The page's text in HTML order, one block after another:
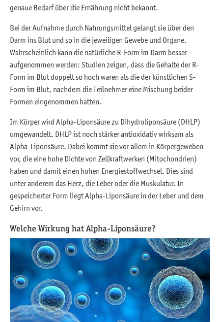
genaue Bedarf über die Ernährung nicht bekannt.
Bei der Aufnahme durch Nahrungsmittel gelangt sie über den
Darm ins Blut und so in die jeweiligen Gewebe und Organe.
Wahrscheinlich kann die natürliche R-Form im Darm besser
aufgenommen werden: Studien zeigen, dass die Gehalte der R-
Form im Blut doppelt so hoch waren als die der künstlichen S-
Form im Blut, nachdem die Teilnehmer eine Mischung beider
Formen eingenommen hatten.
Im Körper wird Alpha-Liponsäure zu Dihydroliponsäure (DHLP)
umgewandelt. DHLP ist noch stärker antioxidativ wirksam als
Alpha-Liponsäure. Dabei kommt sie vor allem in Körpergeweben
vor, die eine hohe Dichte von Zellkraftwerken (Mitochondrien)
haben und damit einen hohen Energiestoffwechsel. Dies sind
unter anderem das Herz, die Leber oder die Muskulatur. In
gespeicherter Form liegt Alpha-Liponsäure in der Leber und dem
Gehirn vor.
Welche Wirkung hat Alpha-Liponsäure?